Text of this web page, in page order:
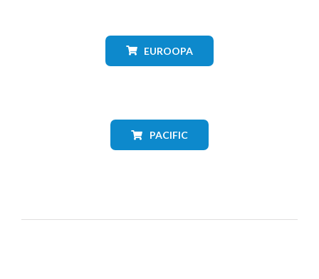
EUROOPA
PACIFIC